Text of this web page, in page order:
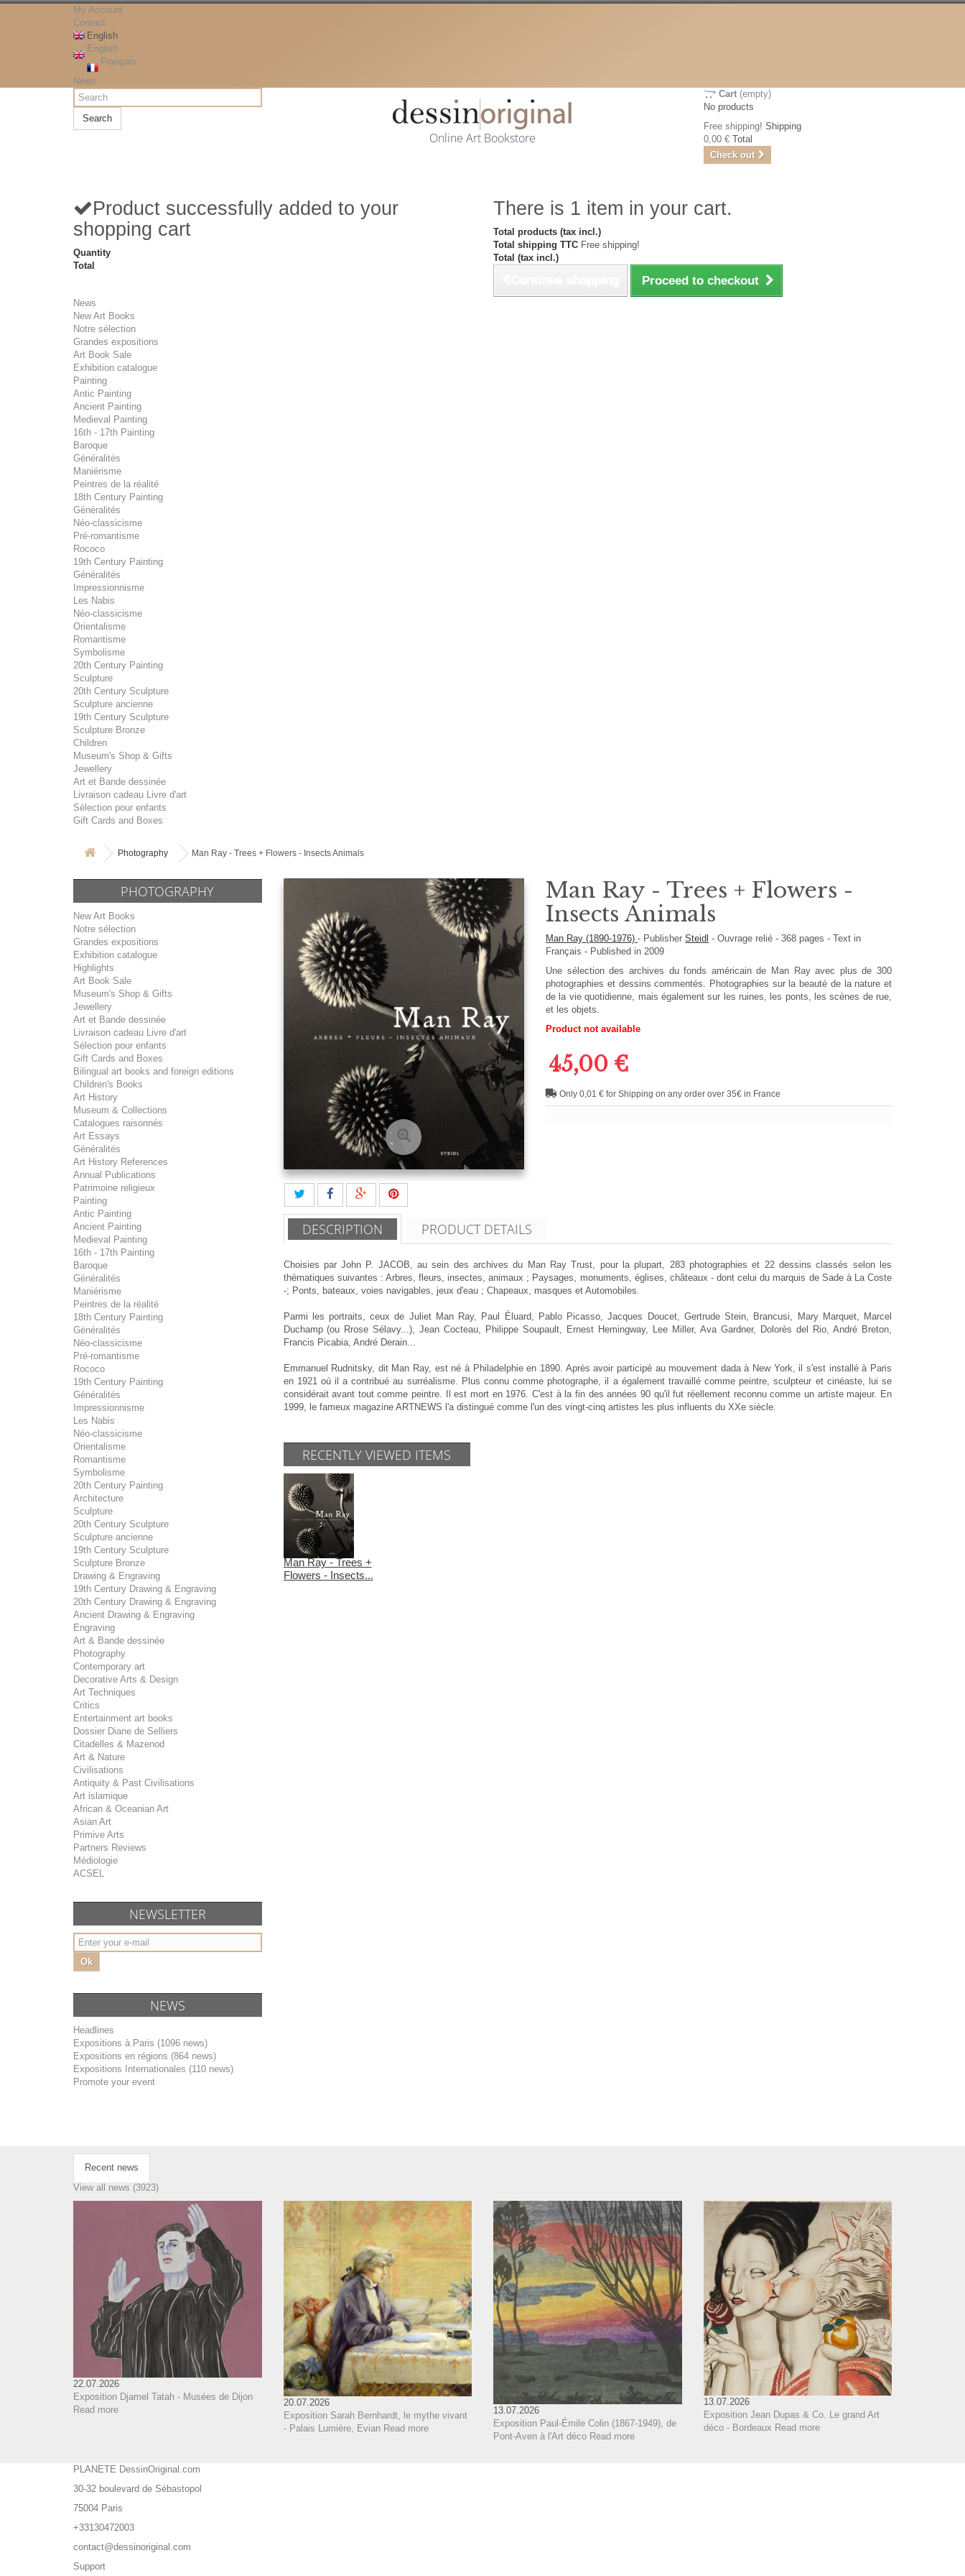
My Account
Contact
English
English
Français
News
Search
Online Art Bookstore
Cart (empty)
No products
Free shipping! Shipping
0,00 € Total
Check out
Product successfully added to your
shopping cart
Quantity
Total
There is 1 item in your cart.
Total products (tax incl.)
Total shipping TTC Free shipping!
Total (tax incl.)
Proceed to checkout
News
New Art Books
Notre sélection
Grandes expositions
Art Book Sale
Exhibition catalogue
Painting
Antic Painting
Ancient Painting
Medieval Painting
16th - 17th Painting
Baroque
Généralités
Maniérisme
Peintres de la réalité
18th Century Painting
Généralités
Néo-classicisme
Pré-romantisme
Rococo
19th Century Painting
Généralités
Impressionnisme
Les Nabis
Néo-classicisme
Orientalisme
Romantisme
Symbolisme
20th Century Painting
Sculpture
20th Century Sculpture
Sculpture ancienne
19th Century Sculpture
Sculpture Bronze
Children
Museum's Shop & Gifts
Jewellery
Art et Bande dessinée
Livraison cadeau Livre d'art
Sélection pour enfants
Gift Cards and Boxes
Photography Man Ray - Trees + Flowers - Insects Animals
PHOTOGRAPHY
New Art Books
Notre sélection
Grandes expositions
Exhibition catalogue
Highlights
Art Book Sale
Museum's Shop & Gifts
Jewellery
Art et Bande dessinée
Livraison cadeau Livre d'art
Sélection pour enfants
Gift Cards and Boxes
Bilingual art books and foreign editions
Children's Books
Art History
Museum & Collections
Catalogues raisonnés
Art Essays
Généralités
Art History References
Annual Publications
Patrimoine religieux
Painting
Antic Painting
Ancient Painting
Medieval Painting
16th - 17th Painting
Baroque
Généralités
Maniérisme
Peintres de la réalité
18th Century Painting
Généralités
Néo-classicisme
Pré-romantisme
Rococo
19th Century Painting
Généralités
Impressionnisme
Les Nabis
Néo-classicisme
Orientalisme
Romantisme
Symbolisme
20th Century Painting
Architecture
Sculpture
20th Century Sculpture
Sculpture ancienne
19th Century Sculpture
Sculpture Bronze
Drawing & Engraving
19th Century Drawing & Engraving
20th Century Drawing & Engraving
Ancient Drawing & Engraving
Engraving
Art & Bande dessinée
Photography
Contemporary art
Decorative Arts & Design
Art Techniques
Critics
Entertainment art books
Dossier Diane de Selliers
Citadelles & Mazenod
Art & Nature
Civilisations
Antiquity & Past Civilisations
Art islamique
African & Oceanian Art
Asian Art
Primive Arts
Partners Reviews
Médiologie
ACSEL
NEWSLETTER
Ok
NEWS
Headlines
Expositions à Paris (1096 news)
Expositions en régions (864 news)
Expositions Internationales (110 news)
Promote your event
Man Ray - Trees + Flowers -
Insects Animals
Man Ray (1890-1976)- PublisherSteidl -Ouvrage relié-368pages -Text in
Français- Published in 2009
Une sélection des archives du fonds américain de Man Ray avec plus de 300
photographies et dessins commentés. Photographies sur la beauté de la nature et
de la vie quotidienne, mais également sur les ruines, les ponts, les scènes de rue,
et les objets.
Product not available
45,00 €
Only 0,01 € for Shipping on any order over 35€ in France
DESCRIPTION PRODUCT DETAILS
Choisies par John P. JACOB, au sein des archives du Man Ray Trust, pour la plupart, 283 photographies et 22 dessins classés selon les
thématiques suivantes : Arbres, fleurs, insectes, animaux ; Paysages, monuments, églises, châteaux - dont celui du marquis de Sade à La Coste
-; Ponts, bateaux, voies navigables, jeux d'eau ; Chapeaux, masques et Automobiles.
Parmi les portraits, ceux de Juliet Man Ray, Paul Éluard, Pablo Picasso, Jacques Doucet, Gertrude Stein, Brancusi, Mary Marquet, Marcel
Duchamp (ou Rrose Sélavy...), Jean Cocteau, Philippe Soupault, Ernest Hemingway, Lee Miller, Ava Gardner, Dolorès del Rio, André Breton,
Francis Picabia, André Derain...
Emmanuel Rudnitsky, dit Man Ray, est né à Philadelphie en 1890. Après avoir participé au mouvement dada à New York, il s'est installé à Paris
en 1921 où il a contribué au surréalisme. Plus connu comme photographe, il a également travaillé comme peintre, sculpteur et cinéaste, lui se
considérait avant tout comme peintre. Il est mort en 1976. C'est à la fin des années 90 qu'il fut réellement reconnu comme un artiste majeur. En
1999, le fameux magazine ARTNEWS l'a distingué comme l'un des vingt-cinq artistes les plus influents du XXe siècle.
RECENTLY VIEWED ITEMS
Man Ray - Trees +
Flowers - Insects...
Recent news
View all news (3923)
22.07.2026
Exposition Djamel Tatah - Musées de Dijon
Read more
20.07.2026
Exposition Sarah Bernhardt, le mythe vivant
- Palais Lumière, Evian Read more
13.07.2026
Exposition Paul-Émile Colin (1867-1949), de
Pont-Aven à l'Art déco Read more
13.07.2026
Exposition Jean Dupas & Co. Le grand Art
déco - Bordeaux Read more
PLANETE DessinOriginal.com
30-32 boulevard de Sébastopol
75004 Paris
+33130472003
contact@dessinoriginal.com
Support